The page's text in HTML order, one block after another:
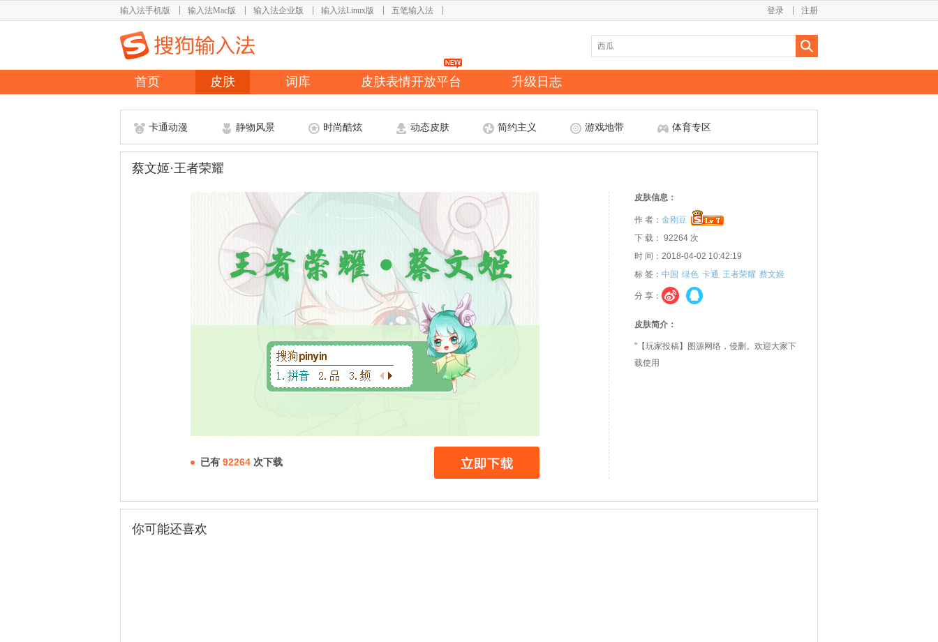
输入法手机版 输入法Mac版 输入法企业版 输入法Linux版 五笔输入法 注册
登录
首页 皮肤 词库 皮肤表情开放平台 升级日志
卡通动漫 静物风景 时尚酷炫 动态皮肤 简约主义 游戏地带 体育专区
蔡文姬·王者荣耀
已有 92264 次下载
皮肤信息：
作 者： 金刚豆
下 载： 92264 次
时 间：2018-04-02 10:42:19
标 签： 中国 绿色 卡通 王者荣耀 蔡文姬
分 享：
皮肤简介：
"【玩家投稿】图源网络，侵删。欢迎大家下
载使用
你可能还喜欢